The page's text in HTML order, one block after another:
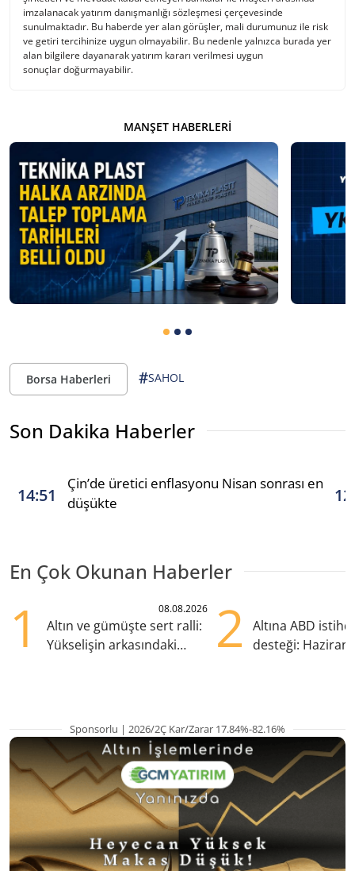
imzalanacak yatırım danışmanlığı sözleşmesi çerçevesinde
sunulmaktadır. Bu haberde yer alan görüşler, mali durumunuz ile risk
ve getiri tercihinize uygun olmayabilir. Bu nedenle yalnızca burada yer
alan bilgilere dayanarak yatırım kararı verilmesi uygun
sonuçlar doğurmayabilir.
MANŞET HABERLERI
Borsa Haberleri #SAHOL
Son Dakika Haberler
14:51
Çin’de üretici enflasyonu Nisan sonrası en
düşükte
En Çok Okunan Haberler
1 08.08.2026
Altın ve gümüşte sert ralli:
Yükselişin arkasındaki
2
Altına ABD
desteği:
Sponsorlu | 2026/2Ç Kar/Zarar 17.84%-82.16%